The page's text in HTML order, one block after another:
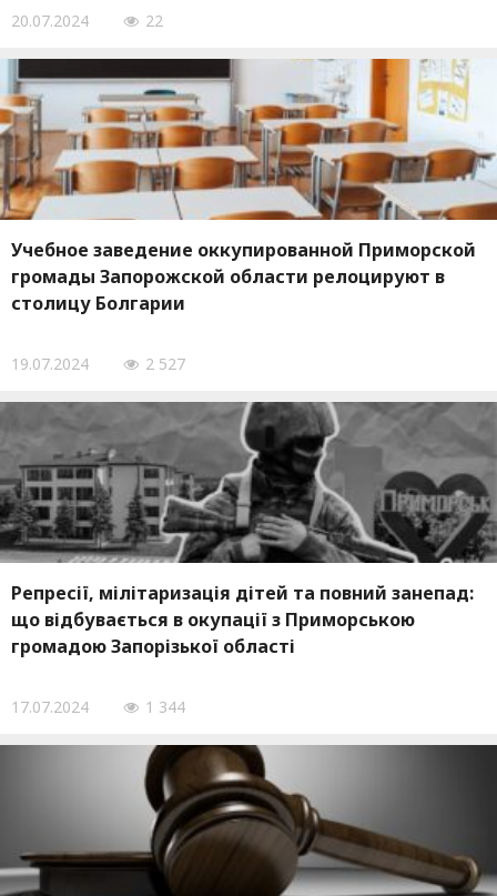
20.07.2024 22
Учебное заведение оккупированной Приморской
громады Запорожской области релоцируют в
столицу Болгарии
19.07.2024 2 527
Репресії, мілітаризація дітей та повний занепад:
що відбувається в окупації з Приморською
громадою Запорізької області
17.07.2024 1 344